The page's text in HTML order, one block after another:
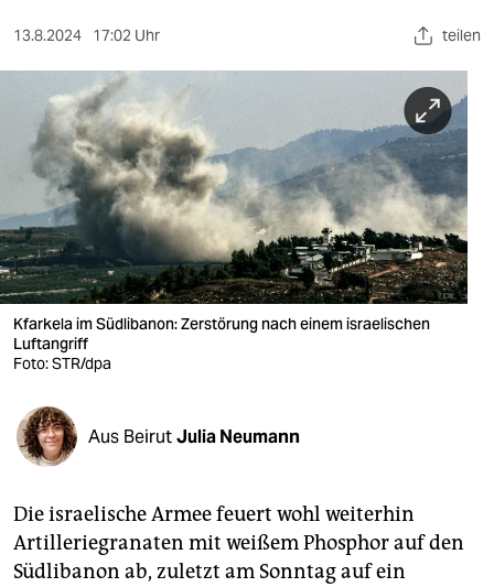
sport
berlin
nord
wahrheit
verlag
verlag
veranstaltungen
fragen & hilfe
abo
genossenschaft
13.8.2024 17:02 Uhr teilen
Kfarkela im Südlibanon: Zerstörung nach einem israelischen
Luftangriff
Foto: STR/dpa
Aus BeirutJulia Neumann
Die israelische Armee feuert wohl weiterhin
Artilleriegranaten mit weißem Phosphor auf den
Südlibanon ab, zuletzt am Sonntag auf ein